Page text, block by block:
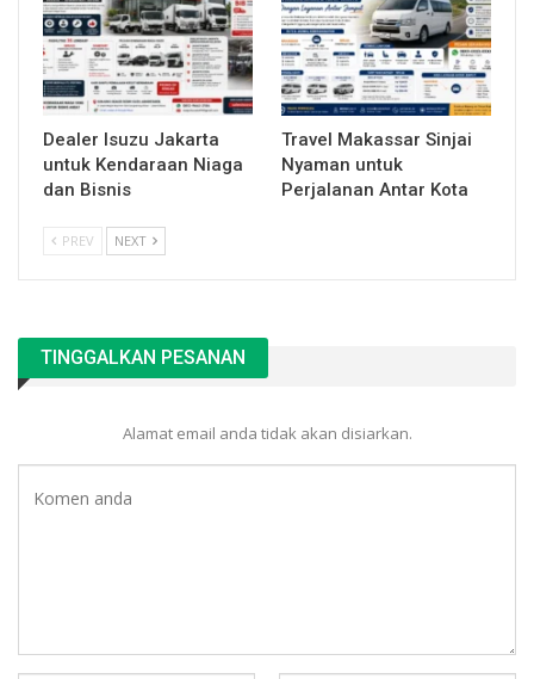
Dealer Isuzu Jakarta
untuk Kendaraan Niaga
dan Bisnis
Travel Makassar Sinjai
Nyaman untuk
Perjalanan Antar Kota
PREV NEXT
TINGGALKAN PESANAN
Alamat email anda tidak akan disiarkan.